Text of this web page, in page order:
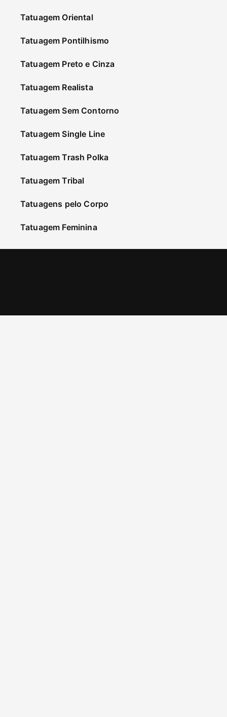
Tatuagem Oriental
Tatuagem Pontilhismo
Tatuagem Preto e Cinza
Tatuagem Realista
Tatuagem Sem Contorno
Tatuagem Single Line
Tatuagem Trash Polka
Tatuagem Tribal
Tatuagens pelo Corpo
Tatuagem Feminina